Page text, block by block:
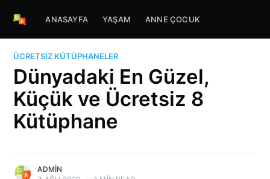
ANASAYFA YAŞAM ANNE ÇOCUK
ÜCRETSIZ KÜTÜPHANELER
Dünyadaki En Güzel,
Küçük ve Ücretsiz 8
Kütüphane
ADMIN